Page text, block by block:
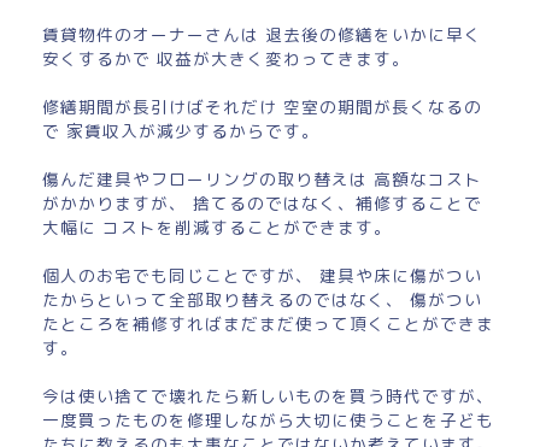
賃貸物件のオーナーさんは 退去後の修繕をいかに早く
安くするかで 収益が大きく変わってきます。
修繕期間が長引けばそれだけ 空室の期間が長くなるの
で 家賃収入が減少するからです。
傷んだ建具やフローリングの取り替えは 高額なコスト
がかかりますが、 捨てるのではなく、補修することで
大幅に コストを削減することができます。
個人のお宅でも同じことですが、 建具や床に傷がつい
たからといって全部取り替えるのではなく、 傷がつい
たところを補修すればまだまだ使って頂くことができま
す。
今は使い捨てで壊れたら新しいものを買う時代ですが、
一度買ったものを修理しながら大切に使うことを子ども